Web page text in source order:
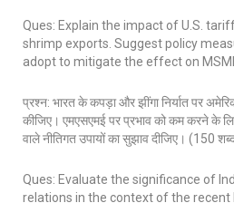
Ques: Explain the impact of U.S.
shrimp exports. Suggest policy
adopt to mitigate the effect on
प्रश्न: भारत के कपड़ा और झींगा निर्यात पर
कीजिए। एमएसएमई पर प्रभाव को कम करने के
वाले नीतिगत उपायों का सुझाव दीजिए। (150
Ques: Evaluate the significance of
relations in the context of the recent